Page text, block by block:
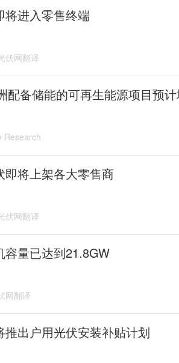
将进入零售终端
伏网翻译
配备储能的可再生能源项目预
Research
即将上架各大零售商
伏网翻译
容量已达到21.8GW
网翻译
推出户用光伏安装补贴计划